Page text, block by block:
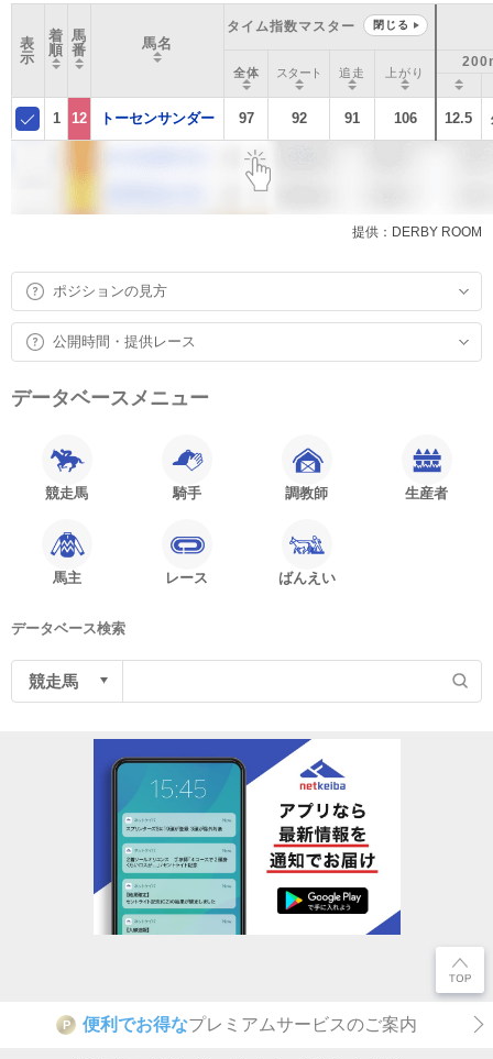
表
示
着
順
馬
番
馬名
タイム指数マスター 閉じる
全体 スタート 追走 上がり
1 12 トーセンサンダー 97 92 91 106 12.5
提供：DERBY ROOM
ポジションの見方
公開時間・提供レース
データベースメニュー
競走馬 騎手 調教師 生産者
馬主 レース ばんえい
データベース検索
P 便利でお得なプレミアムサービスのご案内